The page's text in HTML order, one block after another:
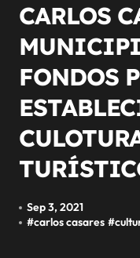
CARLOS
FONDOS
Sep 3, 2021
#carlos casares #